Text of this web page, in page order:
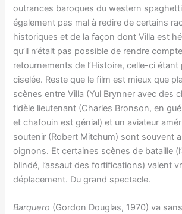
outrances baroques du western
également pas mal à redire de certains
historiques et de la façon dont Villa est
qu’il n’était pas possible de rendre
retournements de l’Histoire, celle-ci
ciselée. Reste que le film est mieux que
scènes entre Villa (Yul Brynner avec des
fidèle lieutenant (Charles Bronson, en
et chafouin est génial) et un aviateur
soutenir (Robert Mitchum) sont souvent
oignons. Et certaines scènes de bataille
blindé, l’assaut des fortifications) valent
déplacement. Du grand spectacle.
Barquero (Gordon Douglas, 1970) va